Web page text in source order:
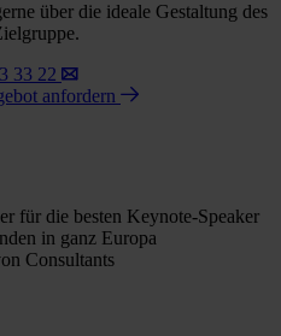
über die ideale Gestaltung des
33 22
anfordern
für die besten Keynote-Speaker
in ganz Europa
Consultants